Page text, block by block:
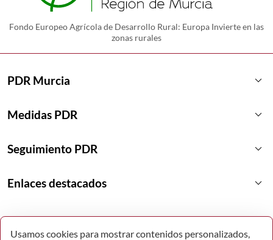
Fondo Europeo Agrícola de Desarrollo Rural: Europa Invierte en las
zonas rurales
PDR Murcia keyboard_arrow_down
Medidas PDR keyboard_arrow_down
Seguimiento PDR keyboard_arrow_down
Enlaces destacados keyboard_arrow_down
Usamos cookies para mostrar contenidos personalizados,